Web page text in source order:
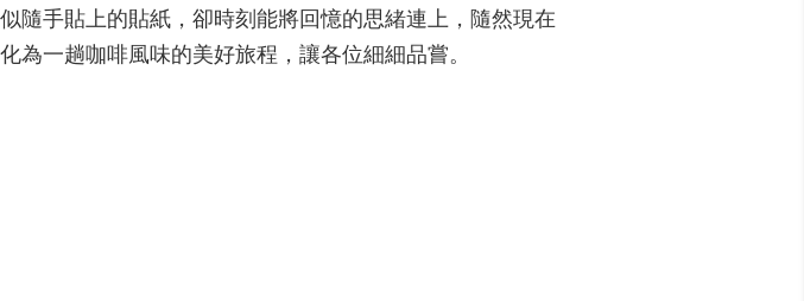
隨手貼上的貼紙，卻時刻能將回憶的思緒連上，隨然現在
一趟咖啡風味的美好旅程，讓各位細細品嘗。